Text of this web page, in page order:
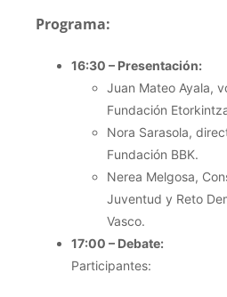
Programa:
16:30 – Presentación:
Juan Mateo Ayala,
Fundación
Nora Sarasola,
Fundación BBK.
Nerea Melgosa,
Juventud y Reto
Vasco.
17:00 – Debate:
Participantes: